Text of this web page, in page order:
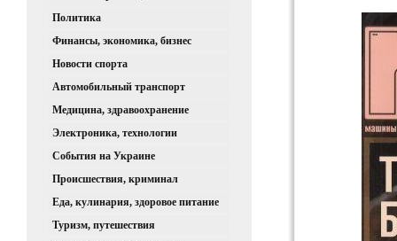
Политика
Финансы, экономика, бизнес
Новости спорта
Автомобильный транспорт
Медицина, здравоохранение
Электроника, технологии
События на Украине
Происшествия, криминал
Еда, кулинария, здоровое питание
Туризм, путешествия